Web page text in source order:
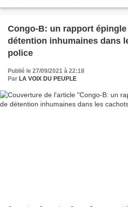
Congo-B: un rapport
détention inhumaines dans
police
Publié le 27/09/2021 à 22:18
Par LA VOIX DU PEUPLE